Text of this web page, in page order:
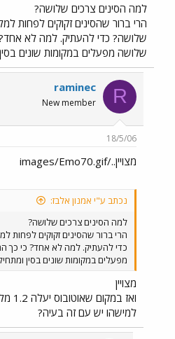
מחיר שאינו כלכלי לתפעול מסחרי
האירופית והאו"ם שרואים בפרוייקט
והאיחוד האירופי ישלב אותו
אירופיות בשנתיים האחרונות.
מעל 800,000 ק"מ והסיעו יותר
במרצדס בנץ אוטובוסים תאי דלק
בתוך עשור. מדובר לעת עתה
למה הסינים צרכים שלושה?
הרי ברור שהסינים זקוקים לפחות
שלושה? כדי להעתיק. למה לא
שלושה מפעלים במקומות שונים
R
raminec
New member
18/5/06
מצויין../images/Emo70.gif
נכתב ע"י אמנון אלבז:
למה הסינים צרכים שלושה?
הרי ברור שהסינים זקוקים לפחות
כדי להעתיק. למה לא אחד? כי כך
מפעלים במקומות שונים בסין
מצויין
למישהו יש עם זה בעיה?